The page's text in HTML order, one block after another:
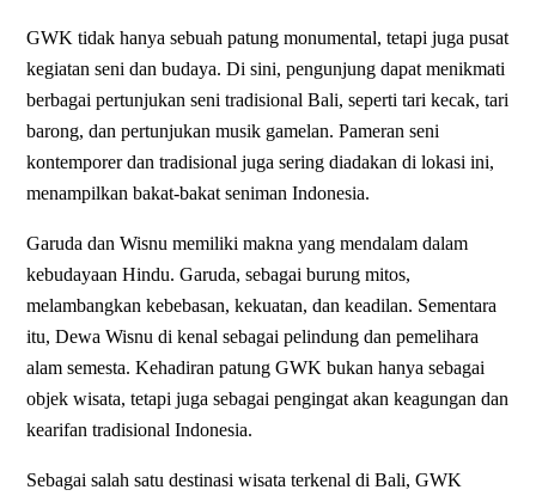
GWK tidak hanya sebuah patung monumental, tetapi juga pusat
kegiatan seni dan budaya. Di sini, pengunjung dapat menikmati
berbagai pertunjukan seni tradisional Bali, seperti tari kecak, tari
barong, dan pertunjukan musik gamelan. Pameran seni
kontemporer dan tradisional juga sering diadakan di lokasi ini,
menampilkan bakat-bakat seniman Indonesia.
Garuda dan Wisnu memiliki makna yang mendalam dalam
kebudayaan Hindu. Garuda, sebagai burung mitos,
melambangkan kebebasan, kekuatan, dan keadilan. Sementara
itu, Dewa Wisnu di kenal sebagai pelindung dan pemelihara
alam semesta. Kehadiran patung GWK bukan hanya sebagai
objek wisata, tetapi juga sebagai pengingat akan keagungan dan
kearifan tradisional Indonesia.
Sebagai salah satu destinasi wisata terkenal di Bali, GWK